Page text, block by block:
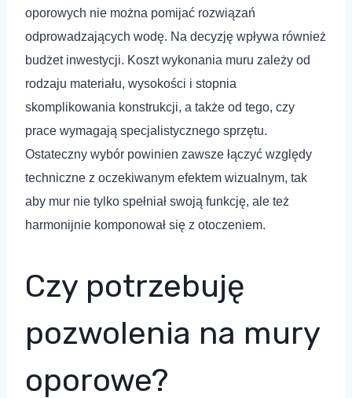
oporowych nie można pomijać rozwiązań
odprowadzających wodę. Na decyzję wpływa również
budżet inwestycji. Koszt wykonania muru zależy od
rodzaju materiału, wysokości i stopnia
skomplikowania konstrukcji, a także od tego, czy
prace wymagają specjalistycznego sprzętu.
Ostateczny wybór powinien zawsze łączyć względy
techniczne z oczekiwanym efektem wizualnym, tak
aby mur nie tylko spełniał swoją funkcję, ale też
harmonijnie komponował się z otoczeniem.
Czy potrzebuję
pozwolenia na mury
oporowe?